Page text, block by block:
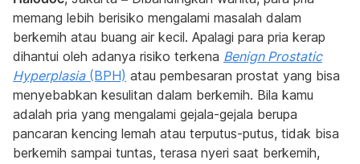
memang lebih berisiko mengalami masalah dalam
berkemih atau buang air kecil. Apalagi para pria kerap
dihantui oleh adanya risiko terkena Benign Prostatic
Hyperplasia(BPH) atau pembesaran prostat yang bisa
menyebabkan kesulitan dalam berkemih. Bila kamu
adalah pria yang mengalami gejala-gejala berupa
pancaran kencing lemah atau terputus-putus, tidak bisa
berkemih sampai tuntas, terasa nyeri saat berkemih,